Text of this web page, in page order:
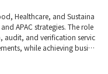
Healthcare, and Sustaina
APAC strategies. The role
audit, and verification servic
while achieving busine
satisfaction. The Opera
auditor resources, imple